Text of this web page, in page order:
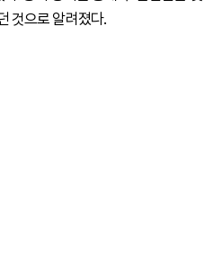
것으로 알려졌다.